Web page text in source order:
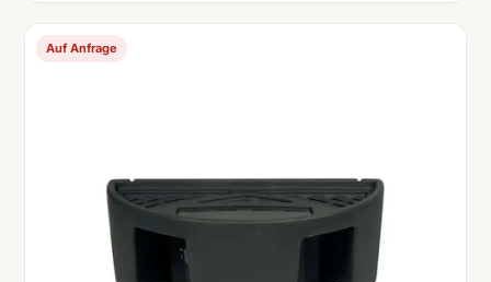
Auf Anfrage